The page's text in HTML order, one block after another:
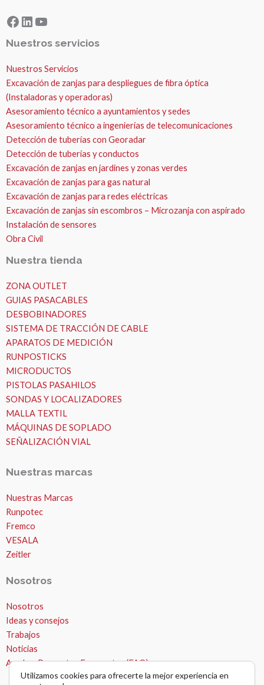
Facebook
LinkedIn
YouTube
Nuestros servicios
Nuestros Servicios
Excavación de zanjas para despliegues de fibra óptica
(Instaladoras y operadoras)
Asesoramiento técnico a ayuntamientos y sedes
Asesoramiento técnico a ingenierías de telecomunicaciones
Detección de tuberías con Georadar
Detección de tuberías y conductos
Excavación de zanjas en jardines y zonas verdes
Excavación de zanjas para gas natural
Excavación de zanjas para redes eléctricas
Excavación de zanjas sin escombros – Microzanja con aspirado
Instalación de sensores
Obra Civil
Nuestra tienda
ZONA OUTLET
GUIAS PASACABLES
DESBOBINADORES
SISTEMA DE TRACCIÓN DE CABLE
APARATOS DE MEDICIÓN
RUNPOSTICKS
MICRODUCTOS
PISTOLAS PASAHILOS
SONDAS Y LOCALIZADORES
MALLA TEXTIL
MÁQUINAS DE SOPLADO
SEÑALIZACIÓN VIAL
Nuestras marcas
Nuestras Marcas
Runpotec
Fremco
VESALA
Zeitler
Nosotros
Nosotros
Ideas y consejos
Trabajos
Noticias
Ayuda – Preguntas Frecuentes (FAQ)
Utilizamos cookies para ofrecerte la mejor experiencia en
MICROZANJAS